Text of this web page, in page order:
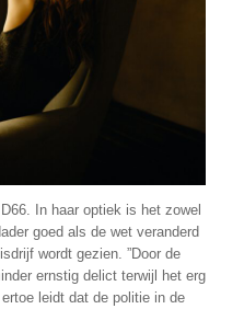
In haar optiek is het zowel
goed als de wet veranderd
wordt gezien. ”Door de
ernstig delict terwijl het erg
leidt dat de politie in de